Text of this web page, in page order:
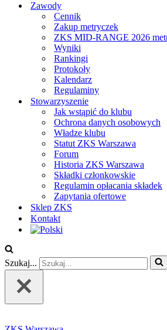
Zawody
Cennik
Zakup metryczek
ZKS MID-RANGE 2026
Wyniki
Rankingi
Protokoły
Kalendarz
Regulaminy
Stowarzyszenie
Jak wstąpić do klubu
Ochrona danych osobowych
Władze klubu
Statut ZKS Warszawa
Forum
Historia ZKS Warszawa
Składki członkowskie
Regulamin opłacania składek
Zapytania ofertowe
Sklep ZKS
Kontakt
Szukaj...